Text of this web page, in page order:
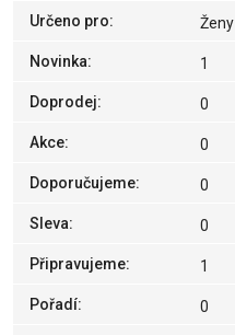
Určeno pro: Ženy
Novinka: 1
Doprodej: 0
Akce: 0
Doporučujeme: 0
Sleva: 0
Připravujeme: 1
Pořadí: 0